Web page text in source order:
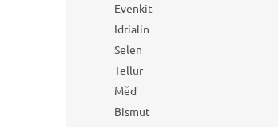
Evenkit
Idrialin
Selen
Tellur
Měď
Bismut